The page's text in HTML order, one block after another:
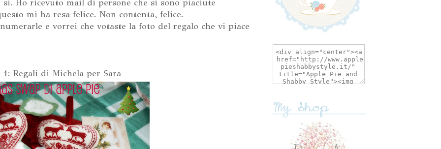
Ho ricevuto mail di persone che si sono piaciute
mi ha resa felice. Non contenta, felice.
e vorrei che votaste la foto del regalo che vi piace
1: Regali di Michela per Sara